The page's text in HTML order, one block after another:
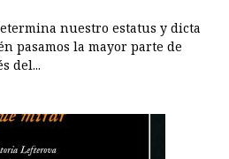
nuestro estatus y dicta
pasamos la mayor parte de
del...